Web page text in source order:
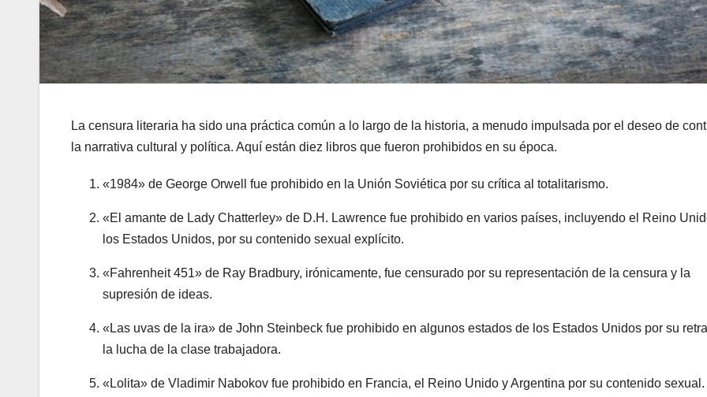
La censura literaria ha sido una práctica común a lo largo de la historia, a menudo impulsada por el deseo de
la narrativa cultural y política. Aquí están diez libros que fueron prohibidos en su época.
«1984» de George Orwell fue prohibido en la Unión Soviética por su crítica al totalitarismo.
«El amante de Lady Chatterley» de D.H. Lawrence fue prohibido en varios países, incluyendo el Reino
los Estados Unidos, por su contenido sexual explícito.
«Fahrenheit 451» de Ray Bradbury, irónicamente, fue censurado por su representación de la censura y la
supresión de ideas.
«Las uvas de la ira» de John Steinbeck fue prohibido en algunos estados de los Estados Unidos por su
la lucha de la clase trabajadora.
«Lolita» de Vladimir Nabokov fue prohibido en Francia, el Reino Unido y Argentina por su contenido sexual.